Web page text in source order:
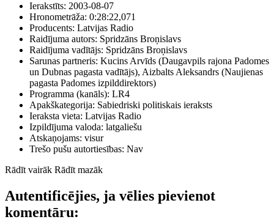
Ierakstīts: 2003-08-07
Hronometrāža: 0:28:22,071
Producents: Latvijas Radio
Raidījuma autors: Spridzāns Broņislavs
Raidījuma vadītājs: Spridzāns Broņislavs
Sarunas partneris: Kucins Arvīds (Daugavpils rajona Padomes
un Dubnas pagasta vadītājs), Aizbalts Aleksandrs (Naujienas
pagasta Padomes izpilddirektors)
Programma (kanāls): LR4
Apakškategorija: Sabiedriski politiskais ieraksts
Ieraksta vieta: Latvijas Radio
Izpildījuma valoda: latgaliešu
Atskaņojams: visur
Trešo pušu autortiesības: Nav
Rādīt vairāk Rādīt mazāk
Autentificējies, ja vēlies pievienot
komentāru: